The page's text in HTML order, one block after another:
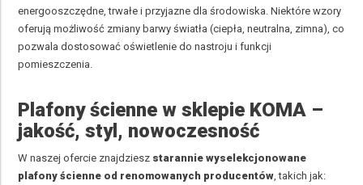
energooszczędne, trwałe i przyjazne dla środowiska. Niektóre wzory
oferują możliwość zmiany barwy światła (ciepła, neutralna, zimna), co
pozwala dostosować oświetlenie do nastroju i funkcji
pomieszczenia.
Plafony ścienne w sklepie KOMA –
jakość, styl, nowoczesność
W naszej ofercie znajdziesz starannie wyselekcjonowane
plafony ścienne od renomowanych producentów , takich jak: